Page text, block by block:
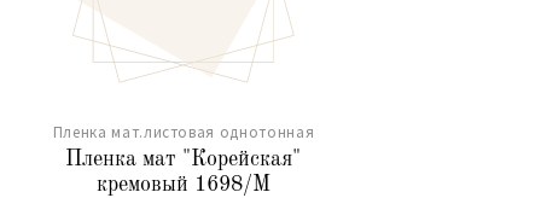
Пленка мат.листовая однотонная
Пленка мат "Корейская"
кремовый 1698/M